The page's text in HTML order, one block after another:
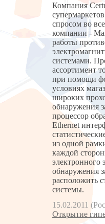
Компания
спросом во
компании -
работы
системами.
ассортимент
при помощи
условиях
широких
обнаружения
процессор
Ethernet
из одной
каждой
электронного
обнаружения
расположить
системы.
15.02.2011
Открытие